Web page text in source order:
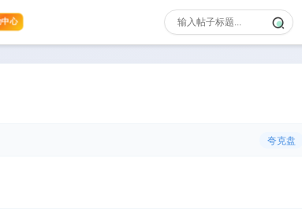
中心
夸克盘